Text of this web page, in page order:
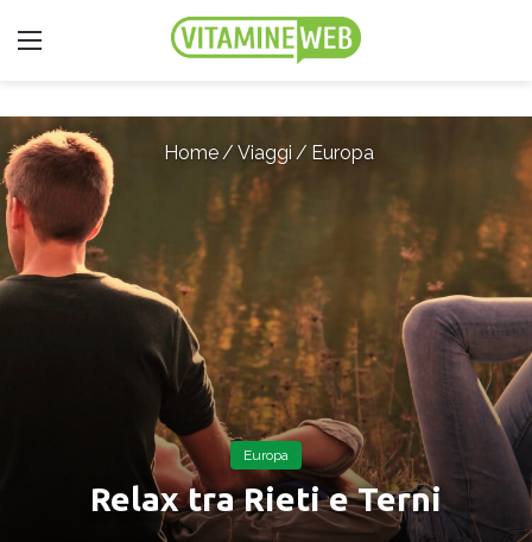
Menu
Home / Viaggi / Europa
Europa
Relax tra Rieti e Terni